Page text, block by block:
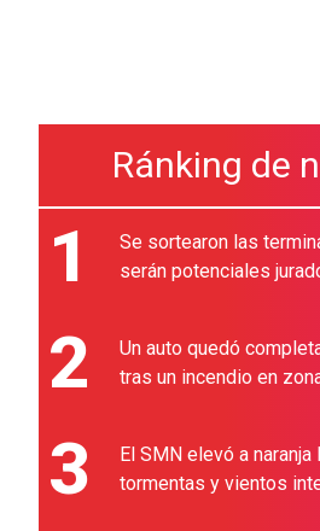
Ránking de
1
Se sortearon las
serán potenciales
2
Un auto quedó
tras un incendio en
3
El SMN elevó a naranja
tormentas y vientos